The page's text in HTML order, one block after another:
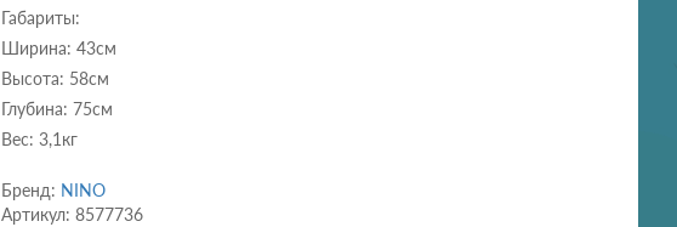
Габариты:
Ширина: 43см
Высота: 58см
Глубина: 75см
Вес: 3,1кг
Бренд: NINO
Артикул: 8577736